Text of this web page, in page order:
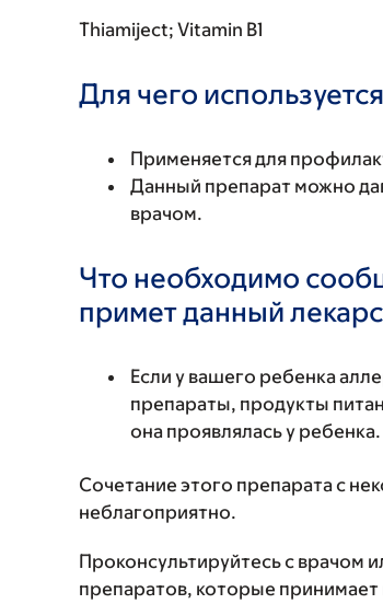
Thiamiject; Vitamin B1
Для чего
Применяется для
Данный препарат можно
врачом.
Что необходимо
примет данный
Если у вашего ребенка
препараты, продукты
она проявлялась у ребенка.
Сочетание этого препарата с
неблагоприятно.
Проконсультируйтесь с врачом
препаратов, которые